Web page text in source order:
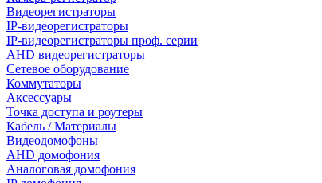
Видеорегистраторы
IP-видеорегистраторы
IP-видеорегистраторы проф. серии
AHD видеорегистраторы
Сетевое оборудование
Коммутаторы
Аксессуары
Точка доступа и роутеры
Кабель / Материалы
Видеодомофоны
AHD домофония
Аналоговая домофония